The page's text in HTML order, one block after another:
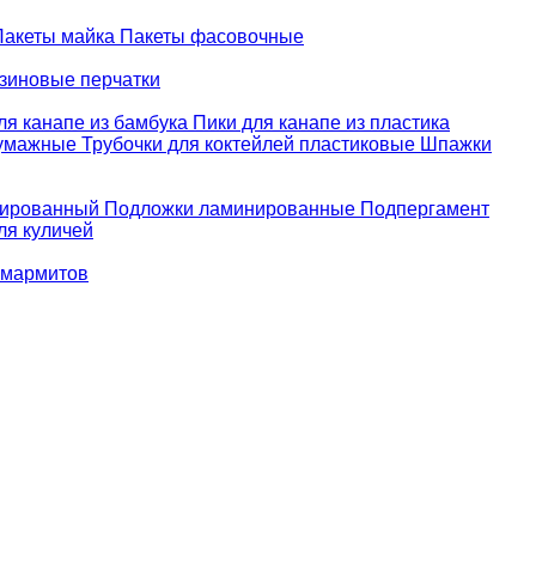
майка Пакеты фасовочные
перчатки
канапе из бамбука Пики для канапе из пластика
Трубочки для коктейлей пластиковые Шпажки
Подложки ламинированные Подпергамент
куличей